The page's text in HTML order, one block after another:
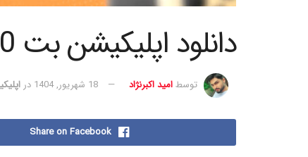
دانلود اپلیکیشن بت 120 ایکس
توسطامید اکبرنژاد 18 شهریور, 1404 در
Share on Facebook